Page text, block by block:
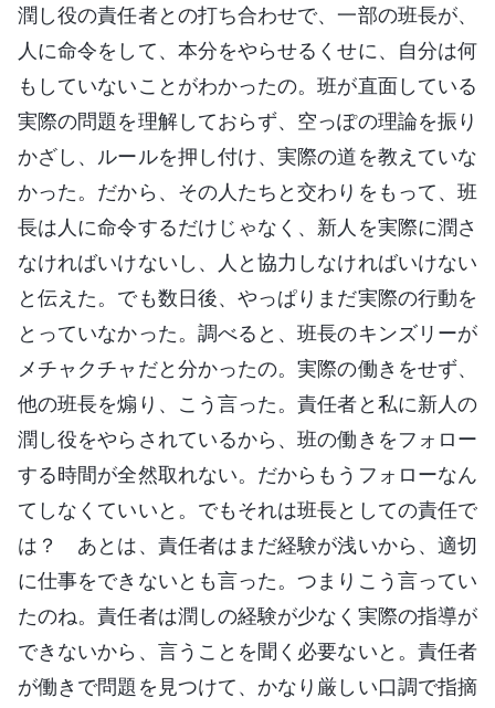
潤し役の責任者との打ち合わせで、一部の班長が、
人に命令をして、本分をやらせるくせに、自分は何
もしていないことがわかったの。班が直面している
実際の問題を理解しておらず、空っぽの理論を振り
かざし、ルールを押し付け、実際の道を教えていな
かった。だから、その人たちと交わりをもって、班
長は人に命令するだけじゃなく、新人を実際に潤さ
なければいけないし、人と協力しなければいけない
と伝えた。でも数日後、やっぱりまだ実際の行動を
とっていなかった。調べると、班長のキンズリーが
メチャクチャだと分かったの。実際の働きをせず、
他の班長を煽り、こう言った。責任者と私に新人の
潤し役をやらされているから、班の働きをフォロー
する時間が全然取れない。だからもうフォローなん
てしなくていいと。でもそれは班長としての責任で
は？ あとは、責任者はまだ経験が浅いから、適切
に仕事をできないとも言った。つまりこう言ってい
たのね。責任者は潤しの経験が少なく実際の指導が
できないから、言うことを聞く必要ないと。責任者
が働きで問題を見つけて、かなり厳しい口調で指摘